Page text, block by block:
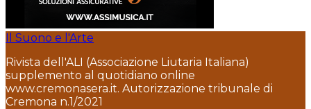
Il Suono e l'Arte
Rivista dell'ALI (Associazione Liutaria Italiana)
supplemento al quotidiano online
www.cremonasera.it. Autorizzazione tribunale di
Cremona n.1/2021